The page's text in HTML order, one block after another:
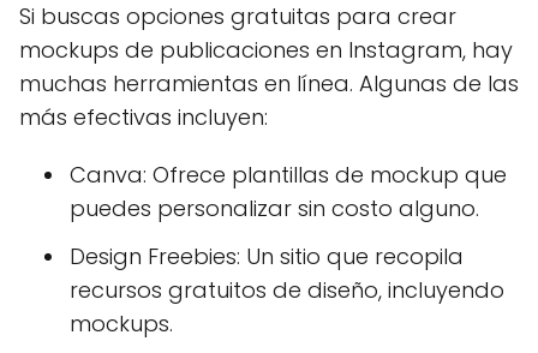
Si buscas opciones gratuitas para crear
mockups de publicaciones en Instagram, hay
muchas herramientas en línea. Algunas de las
más efectivas incluyen:
Canva: Ofrece plantillas de mockup que
puedes personalizar sin costo alguno.
Design Freebies: Un sitio que recopila
recursos gratuitos de diseño, incluyendo
mockups.